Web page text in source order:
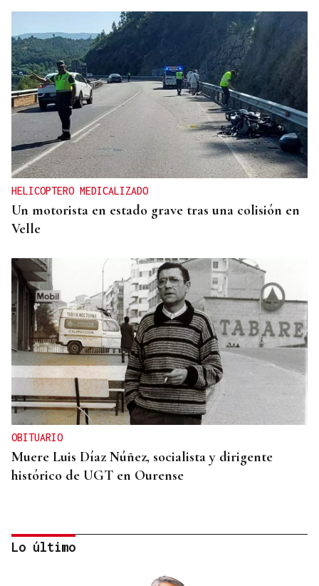
HELICOPTERO MEDICALIZADO
Un motorista en estado grave tras una colisión en
Velle
OBITUARIO
Muere Luis Díaz Núñez, socialista y dirigente
histórico de UGT en Ourense
Lo último